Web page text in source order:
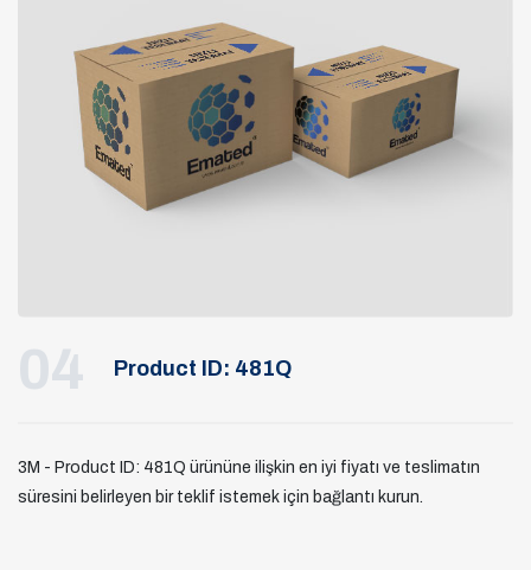
04 Product ID: 481Q
3M - Product ID: 481Q ürününe ilişkin en iyi fiyatı ve teslimatın
süresini belirleyen bir teklif istemek için bağlantı kurun.